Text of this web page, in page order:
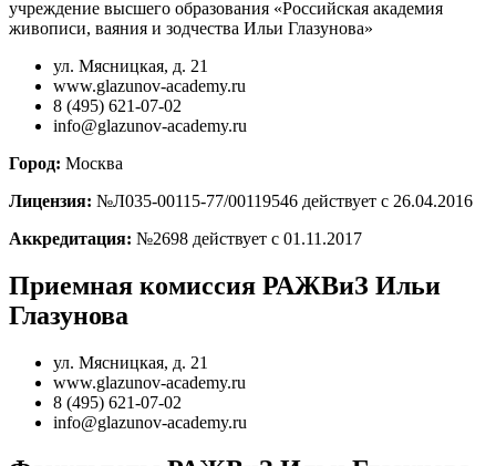
учреждение высшего образования «Российская академия
живописи, ваяния и зодчества Ильи Глазунова»
ул. Мясницкая, д. 21
www.glazunov-academy.ru
8 (495) 621-07-02
info@glazunov-academy.ru
Город: Москва
Лицензия: №Л035-00115-77/00119546 действует с 26.04.2016
Аккредитация: №2698 действует с 01.11.2017
Приемная комиссия РАЖВиЗ Ильи
Глазунова
ул. Мясницкая, д. 21
www.glazunov-academy.ru
8 (495) 621-07-02
info@glazunov-academy.ru